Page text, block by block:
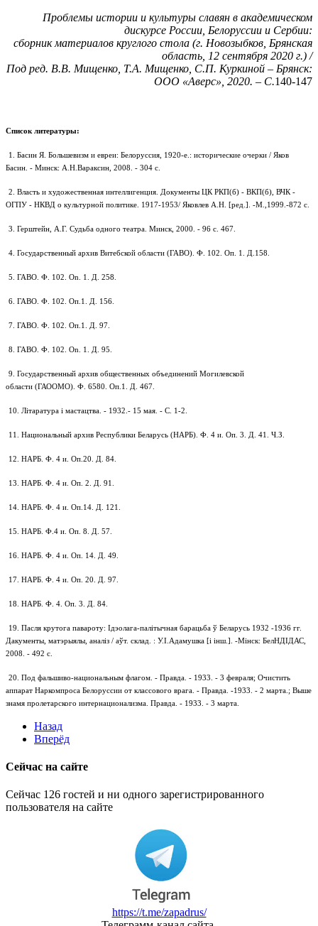
Проблемы истории и культуры славян в академическом
дискурсе России, Белоруссии и Сербии:
сборник материалов круглого стола (г. Новозыбков, Брянская
область, 12 сентября 2020 г.) /
Под ред. В.В. Мищенко, Т.А. Мищенко, С.П. Куркиной ‒ Брянск:
ООО «Аверс», 2020. – С.140-147
Список литературы:
1. Басин Я. Большевизм и евреи: Белоруссия, 1920-е.: исторические очерки / Яков
Басин. - Минск: А.Н.Вараксин, 2008. - 304 с.
2. Власть и художественная интеллигенция. Документы ЦК РКП(б) - ВКП(б), ВЧК -
ОГПУ - НКВД о культурной политике. 1917-1953/ Яковлев А.Н. [ред.]. -М.,1999.-872 с.
3. Герштейн, А.Г. Судьба одного театра. Минск, 2000. - 96 с. 467.
4. Государственный архив Витебской области (ГАВО). Ф. 102. Оп. 1. Д.158.
5. ГАВО. Ф. 102. On. 1. Д. 258.
6. ГАВО. Ф. 102. Оп.1. Д. 156.
7. ГАВО. Ф. 102. Оп.1. Д. 97.
8. ГАВО. Ф. 102. On. 1. Д. 95.
9. Государственный архив общественных объединений Могилевской
области (ГАООМО). Ф. 6580. Оп.1. Д. 467.
10. Літаратура і мастацтва. - 1932.- 15 мая. - С. 1-2.
11. Национальный архив Республики Беларусь (НАРБ). Ф. 4 и. Оп. 3. Д. 41. Ч.З.
12. НАРБ. Ф. 4 и. Оп.20. Д. 84.
13. НАРБ. Ф. 4 и. Оп. 2. Д. 91.
14. НАРБ. Ф. 4 и. Оп.14. Д. 121.
15. НАРБ. Ф.4 и. Оп. 8. Д. 57.
16. НАРБ. Ф. 4 и. Оп. 14. Д. 49.
17. НАРБ. Ф. 4 и. Оп. 20. Д. 97.
18. НАРБ. Ф. 4. Оп. 3. Д. 84.
19. Пасля крутога павароту: Ідэолага-палітычная барацьба ў Беларусь 1932 -1936 гг.
Дакументы, матэрыялы, аналіз / аўт. склад. : У.І.Адамушка [і інш.]. -Мінск: БелНДІДАС,
2008. - 492 с.
20. Под фальшиво-национальным флагом. - Правда. - 1933. - 3 февраля; Очистить
аппарат Наркомпроса Белоруссии от классового врага. - Правда. -1933. - 2 марта.; Выше
знамя пролетарского интернационализма. Правда. - 1933. - 3 марта.
Назад
Вперёд
Сейчас на сайте
Сейчас 126 гостей и ни одного зарегистрированного
пользователя на сайте
https://t.me/zapadrus/